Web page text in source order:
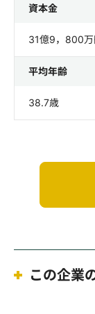
資本金
31億9，800万
平均年齢
38.7歳
この企業